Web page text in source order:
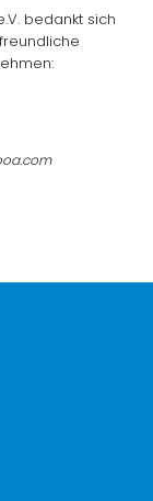
bedankt sich